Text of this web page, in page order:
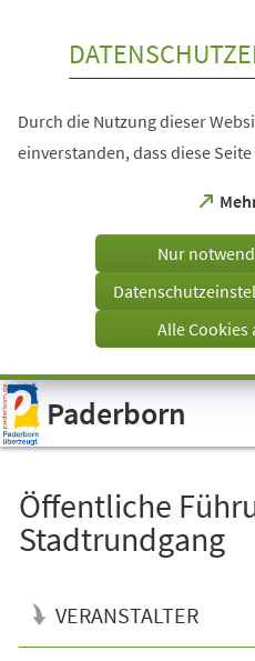
Visuelle
Assistenzsoftware
öffnen.
Durch die Nutzung dieser
einverstanden, dass diese
(Öffnet
einem
Tab)
Nur
Alle Cookies
Paderborn
Öffentliche
Stadtrundgang
VERANSTALTER